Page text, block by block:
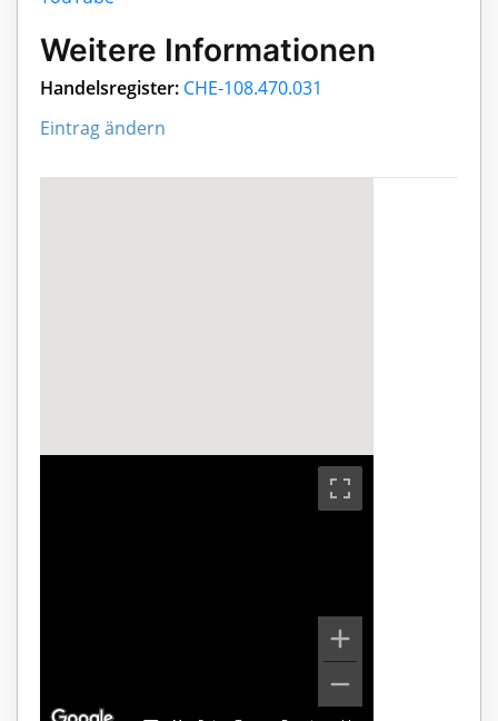
Weitere Informationen
Handelsregister: CHE-108.470.031
Eintrag ändern